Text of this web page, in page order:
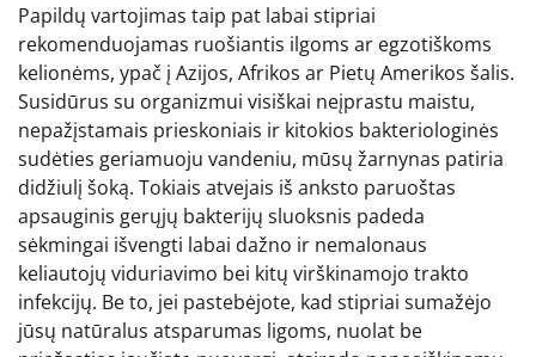
Papildų vartojimas taip pat labai stipriai
rekomenduojamas ruošiantis ilgoms ar egzotiškoms
kelionėms, ypač į Azijos, Afrikos ar Pietų Amerikos šalis.
Susidūrus su organizmui visiškai neįprastu maistu,
nepažįstamais prieskoniais ir kitokios bakteriologinės
sudėties geriamuoju vandeniu, mūsų žarnynas patiria
didžiulį šoką. Tokiais atvejais iš anksto paruoštas
apsauginis gerųjų bakterijų sluoksnis padeda
sėkmingai išvengti labai dažno ir nemalonaus
keliautojų viduriavimo bei kitų virškinamojo trakto
infekcijų. Be to, jei pastebėjote, kad stipriai sumažėjo
jūsų natūralus atsparumas ligoms, nuolat be